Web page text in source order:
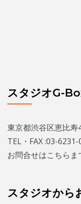
スタジオG-
東京都渋谷区恵比
TEL・FAX :03-6231-
お問合せはこちら ま
スタジオから